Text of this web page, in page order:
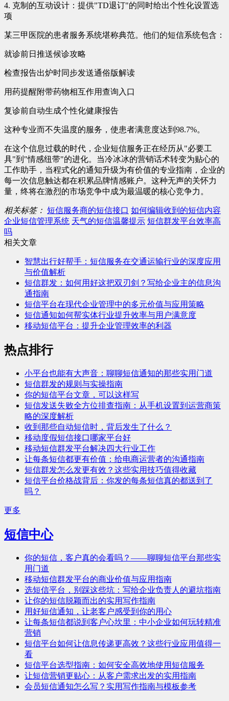
4. 克制的互动设计：提供"TD退订"的同时给出个性化设置选
项
某三甲医院的患者服务系统堪称典范。他们的短信系统包含：
就诊前日推送候诊攻略
检查报告出炉时同步发送通俗版解读
用药提醒附带药物相互作用查询入口
复诊前自动生成个性化健康报告
这种专业而不失温度的服务，使患者满意度达到98.7%。
在这个信息过载的时代，企业短信服务正在经历从"必要工
具"到"情感纽带"的进化。当冷冰冰的营销话术转变为贴心的
工作助手，当程式化的通知升级为有价值的专业指南，企业的
每一次信息触达都在积累品牌情感账户。这种无声的关怀力
量，终将在激烈的市场竞争中成为最温暖的核心竞争力。
相关标签： 短信服务商的短信接口 如何编辑收到的短信内容
企业短信管理系统 天气的短信温馨提示 短信群发平台效率高
吗
相关文章
智慧出行好帮手：短信服务在交通运输行业的深度应用
与价值解析
短信群发：如何用好这把双刃剑？写给企业主的信息沟
通指南
短信平台在现代企业管理中的多元价值与应用策略
短信通知如何帮实体行业提升效率与用户满意度
移动短信平台：提升企业管理效率的利器
热点排行
小平台也能有大声音：聊聊短信通知的那些实用门道
短信群发的规则与实操指南
你的短信平台文章，可以这样写
短信发送失败全方位排查指南：从手机设置到运营商策
略的深度解析
收到那些自动短信时，背后发生了什么？
移动度假短信接口哪家平台好
移动短信群发平台解决四大行业工作
让每条短信都更有价值：给电商运营者的沟通指南
短信群发怎么发更有效？这些实用技巧值得收藏
短信平台价格战背后：你发的每条短信真的都送到了
吗？
更多
短信中心
你的短信，客户真的会看吗？——聊聊短信平台那些实
用门道
移动短信群发平台的商业价值与应用指南
选短信平台，别踩这些坑：写给企业负责人的避坑指南
让你的短信脱颖而出的实用写作指南
用好短信通知，让老客户感受到你的用心
让每条短信都说到客户心坎里：中小企业如何玩转精准
营销
短信平台如何让信息传递更高效？这些行业应用值得一
看
短信平台选型指南：如何安全高效地使用短信服务
让短信营销更贴心：从客户需求出发的实用指南
会员短信通知怎么写？实用写作指南与模板参考